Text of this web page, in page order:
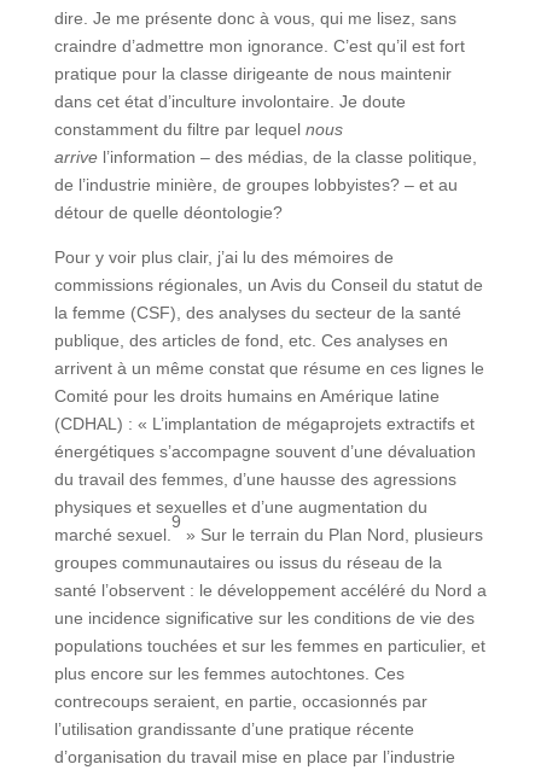
dire. Je me présente donc à vous, qui me lisez, sans
craindre d’admettre mon ignorance. C’est qu’il est fort
pratique pour la classe dirigeante de nous maintenir
dans cet état d’inculture involontaire. Je doute
constamment du filtre par lequel nous
arrivel’information – des médias, de la classe politique,
de l’industrie minière, de groupes lobbyistes? – et au
détour de quelle déontologie?
Pour y voir plus clair, j’ai lu des mémoires de
commissions régionales, un Avis du Conseil du statut de
la femme (CSF), des analyses du secteur de la santé
publique, des articles de fond, etc. Ces analyses en
arrivent à un même constat que résume en ces lignes le
Comité pour les droits humains en Amérique latine
(CDHAL) : « L’implantation de mégaprojets extractifs et
énergétiques s’accompagne souvent d’une dévaluation
du travail des femmes, d’une hausse des agressions
physiques et sexuelles et d’une augmentation du
marché sexuel.
9
» Sur le terrain du Plan Nord, plusieurs
groupes communautaires ou issus du réseau de la
santé l’observent : le développement accéléré du Nord a
une incidence significative sur les conditions de vie des
populations touchées et sur les femmes en particulier, et
plus encore sur les femmes autochtones. Ces
contrecoups seraient, en partie, occasionnés par
l’utilisation grandissante d’une pratique récente
d’organisation du travail mise en place par l’industrie